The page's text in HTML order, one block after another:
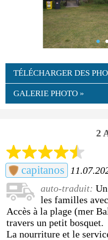
TÉLÉCHARGER DES
GALERIE PHOTO »
2
capitanos
auto-traduit:
les familles
Accès à la plage (mer
travers un petit bosquet.
La nourriture et le